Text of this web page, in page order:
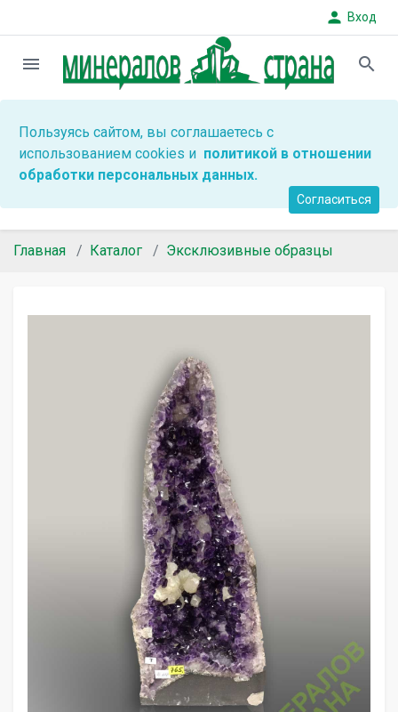
person Вход
menu search
Пользуясь сайтом, вы соглашаетесь с
использованием cookies и политикой в отношении
обработки персональных данных.
Согласиться
Главная Каталог Эксклюзивные образцы